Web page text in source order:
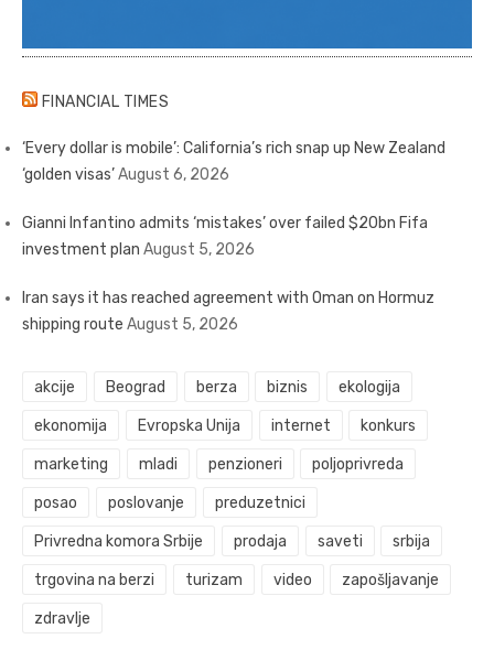
FINANCIAL TIMES
‘Every dollar is mobile’: California’s rich snap up New Zealand
‘golden visas’August 6, 2026
Gianni Infantino admits ‘mistakes’ over failed $20bn Fifa
investment plan August 5, 2026
Iran says it has reached agreement with Oman on Hormuz
shipping route August 5, 2026
akcije Beograd berza biznis ekologija
ekonomija Evropska Unija internet konkurs
marketing mladi penzioneri poljoprivreda
posao poslovanje preduzetnici
Privredna komora Srbije prodaja saveti srbija
trgovina na berzi turizam video zapošljavanje
zdravlje